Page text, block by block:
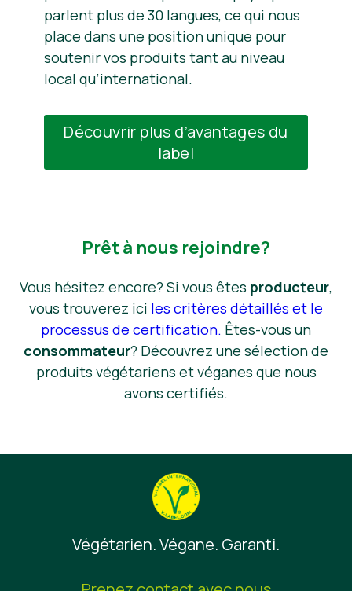
parlent plus de 30 langues, ce qui nous
place dans une position unique pour
soutenir vos produits tant au niveau
local qu’international.
Découvrir plus d’avantages du
label
Prêt à nous rejoindre?
Vous hésitez encore? Si vous êtes producteur,
vous trouverez ici les critères détaillés et le
processus de certification. Êtes-vous un
consommateur? Découvrez une sélection de
produits végétariens et véganes que nous
avons certifiés.
Végétarien. Végane. Garanti.